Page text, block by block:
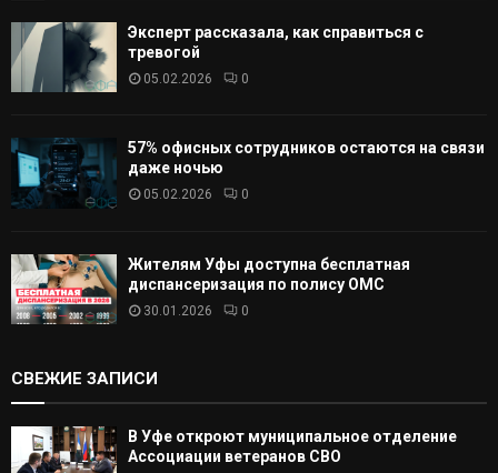
Эксперт рассказала, как справиться с
тревогой
05.02.2026 0
57% офисных сотрудников остаются на связи
даже ночью
05.02.2026 0
Жителям Уфы доступна бесплатная
диспансеризация по полису ОМС
30.01.2026 0
СВЕЖИЕ ЗАПИСИ
В Уфе откроют муниципальное отделение
Ассоциации ветеранов СВО